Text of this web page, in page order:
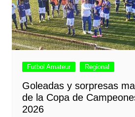
Futbol Amateur Regional
Goleadas y sorpresas
de la Copa de
2026